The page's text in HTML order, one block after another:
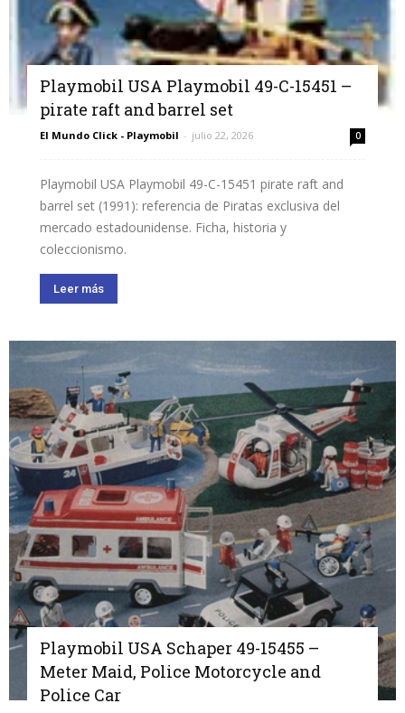
Playmobil USA Playmobil 49-C-15451 –
pirate raft and barrel set
El Mundo Click - Playmobil - julio 22, 2026 0
Playmobil USA Playmobil 49-C-15451 pirate raft and
barrel set (1991): referencia de Piratas exclusiva del
mercado estadounidense. Ficha, historia y
coleccionismo.
Leer más
Playmobil USA Schaper 49-15455 –
Meter Maid, Police Motorcycle and
Police Car